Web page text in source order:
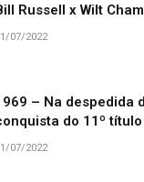
Russell x Wilt
07/2022
– Na despedida
do 11º título
07/2022